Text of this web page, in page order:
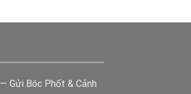
Gửi Bóc Phốt & Cảnh